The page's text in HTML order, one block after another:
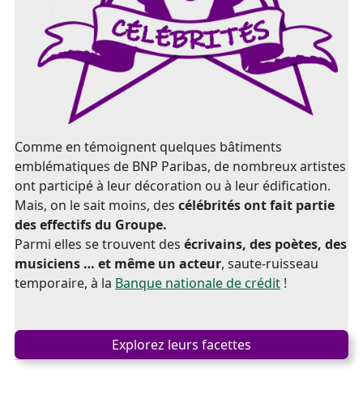
Comme en témoignent quelques bâtiments
emblématiques de BNP Paribas, de nombreux artistes
ont participé à leur décoration ou à leur édification.
Mais, on le sait moins, des célébrités ont fait partie
des effectifs du Groupe.
Parmi elles se trouvent des écrivains, des poètes, des
musiciens … et même un acteur, saute-ruisseau
temporaire, à la Banque nationale de crédit !
Explorez leurs facettes